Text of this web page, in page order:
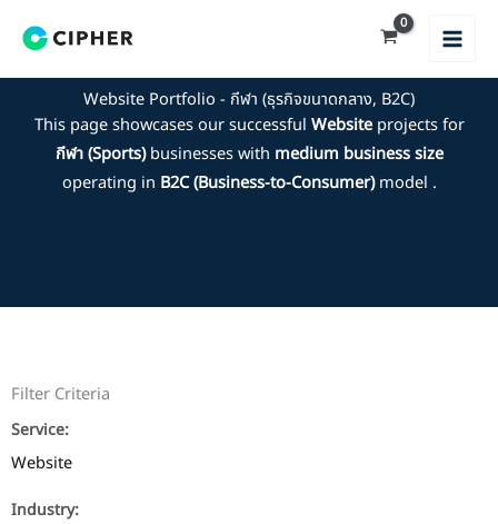
Website Portfolio - กีฬา (ธุรกิจขนาดกลาง, B2C)
This page showcases our successful Websiteprojects for
กีฬา (Sports)businesses with medium business size
operating in B2C (Business-to-Consumer)model .
Filter Criteria
Service:
Website
Industry: